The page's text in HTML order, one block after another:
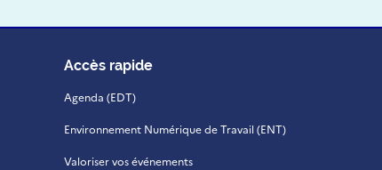
Accès rapide
Agenda (EDT)
Environnement Numérique de Travail (ENT)
Valoriser vos événements